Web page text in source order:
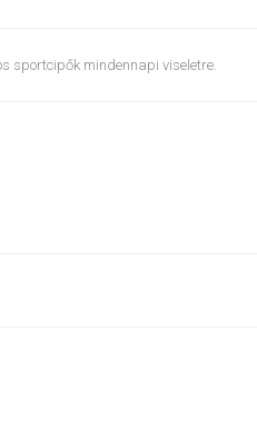
sportcipők mindennapi viseletre.